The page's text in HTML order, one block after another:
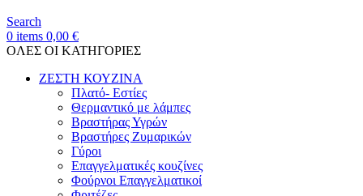
Search
0 items 0,00 €
OΛΕΣ ΟΙ ΚΑΤΗΓΟΡΙΕΣ
ΖΕΣΤΗ ΚΟΥΖΙΝΑ
Πλατό- Εστίες
Θερμαντικό με λάμπες
Βραστήρας Υγρών
Βραστήρες Ζυμαρικών
Γύροι
Επαγγελματικές κουζίνες
Φούρνοι Επαγγελματικοί